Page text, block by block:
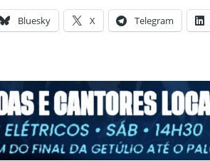
Bluesky X Telegram